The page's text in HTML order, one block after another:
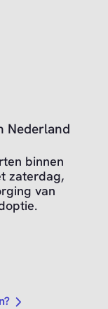
Nederland
binnen
zaterdag,
van